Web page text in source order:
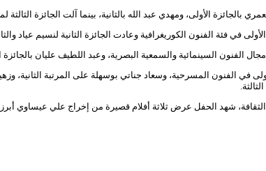
بالجائزة الأولى، ومهدي عبد الله بالثانية، بينما آلت الجائزة الثالثة
في فئة الفنون الكوريغرافية وعادت الجائزة الثانية لنسيم عياد
الفنون السينمائية والسمعية البصرية، وعبد اللطيف عليان بالجائزة
في الفنون المسرحية، وسعاد جناتي بوسهلة على المرتبة الثانية،
شهد الحفل عرض ثلاثة أفلام قصيرة من إخراج علي عيساوي أبرز